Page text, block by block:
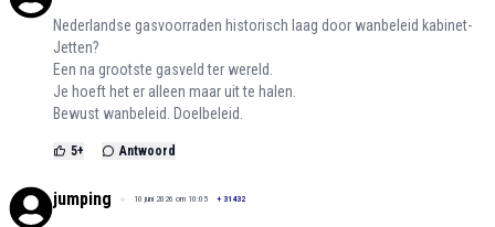
Nederlandse gasvoorraden historisch laag door wanbeleid kabinet-
Jetten?
Een na grootste gasveld ter wereld.
Je hoeft het er alleen maar uit te halen.
Bewust wanbeleid. Doelbeleid.
5+ Antwoord
jumping 10 juni 2026 om 10:05 + 31432